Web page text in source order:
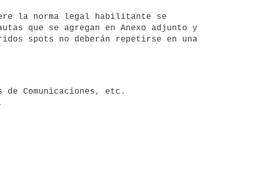
que se agregan en Anexo adjunto y
spots no deberán repetirse en una